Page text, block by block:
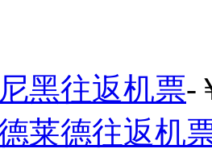
黑往返机票-
莱德往返机